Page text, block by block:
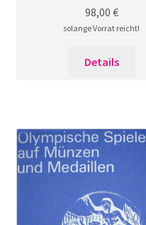
98,00 €
solange Vorrat reicht!
Details